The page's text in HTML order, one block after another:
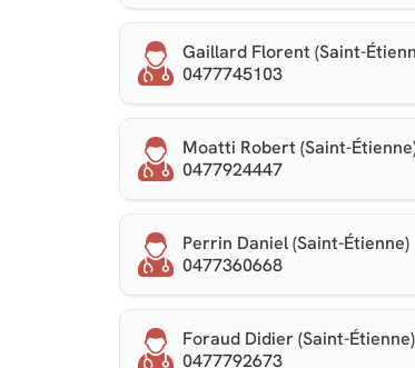
Gaillard Florent (Saint-
0477745103
Moatti Robert (Saint-
0477924447
Perrin Daniel (Saint-Étienne)
0477360668
Foraud Didier (Saint-Étienne)
0477792673